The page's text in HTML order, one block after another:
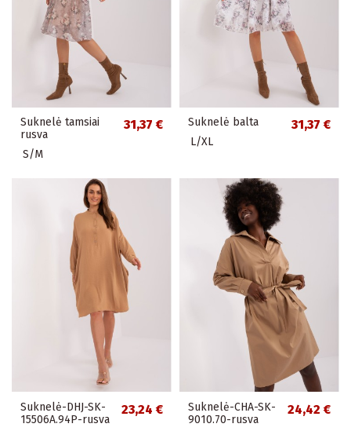
Suknelė tamsiai
rusva
31,37 €
S/M
Suknelė balta 31,37 €
L/XL
Suknelė-DHJ-SK-
15506A.94P-rusva
23,24 €
Suknelė-CHA-SK-
9010.70-rusva
24,42 €